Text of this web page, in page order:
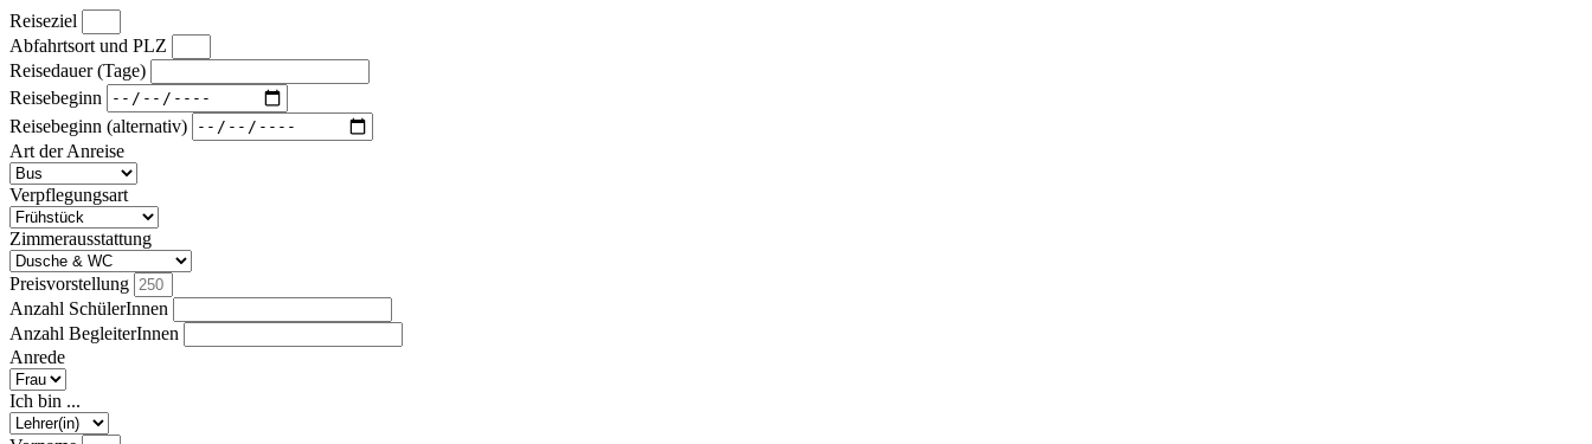
Reiseziel
Abfahrtsort und PLZ
Reisedauer (Tage)
Reisebeginn
Reisebeginn (alternativ)
Art der Anreise
Verpflegungsart
Zimmerausstattung
Preisvorstellung
Anzahl SchülerInnen
Anzahl BegleiterInnen
Anrede
Ich bin ...